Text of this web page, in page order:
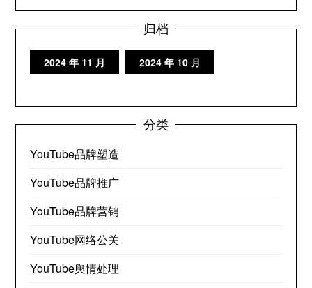
归档
2024 年 11 月 2024 年 10 月
分类
YouTube品牌塑造
YouTube品牌推广
YouTube品牌营销
YouTube网络公关
YouTube舆情处理